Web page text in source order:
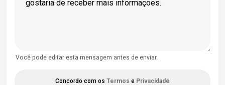
Você pode editar esta mensagem antes de enviar.
Concordo com os Termos e Privacidade